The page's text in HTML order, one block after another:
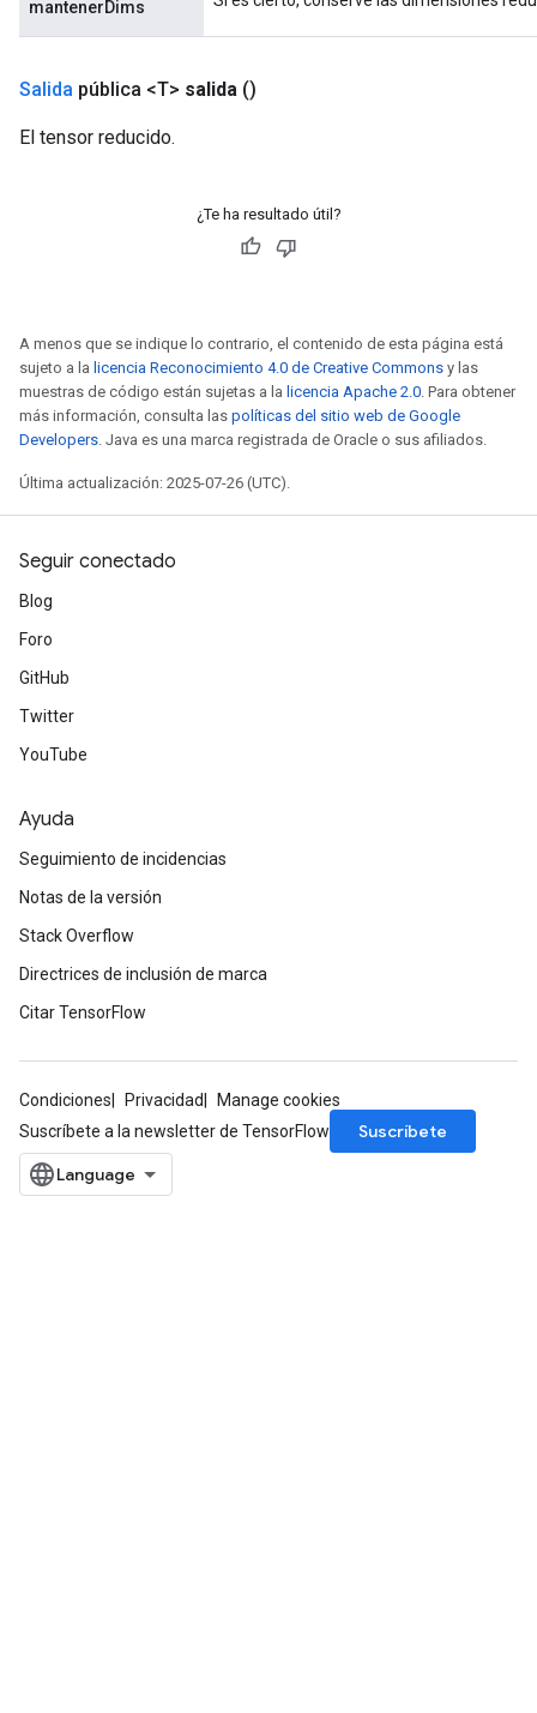
mantenerDims
Salida pública <T> salida ()
El tensor reducido.
¿Te ha resultado útil?
A menos que se indique lo contrario, el contenido de esta página está
sujeto a la licencia Reconocimiento 4.0 de Creative Commons y las
muestras de código están sujetas a la licencia Apache 2.0. Para obtener
más información, consulta las políticas del sitio web de Google
Developers. Java es una marca registrada de Oracle o sus afiliados.
Última actualización: 2025-07-26 (UTC).
Seguir conectado
Blog
Foro
GitHub
Twitter
YouTube
Ayuda
Seguimiento de incidencias
Notas de la versión
Stack Overflow
Directrices de inclusión de marca
Citar TensorFlow
Condiciones Privacidad
Manage cookies
Suscríbete a la newsletter de TensorFlow
Suscríbete